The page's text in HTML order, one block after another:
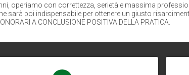
operiamo con correttezza, serietà e massima
sarà poi indispensabile per ottenere un giusto
A CONCLUSIONE POSITIVA DELLA PRATICA.